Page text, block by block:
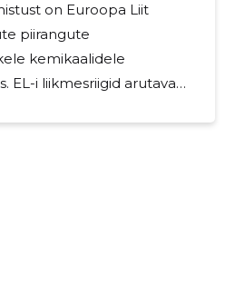
on Euroopa Liit
piirangute
kemikaalidele
EL-i liikmesriigid arutavad